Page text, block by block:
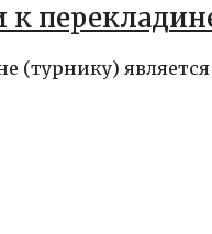
к
(турнику)